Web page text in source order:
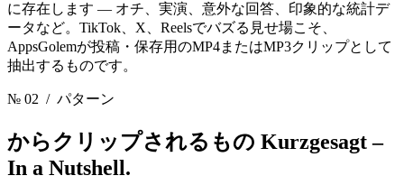
に存在します — オチ、実演、意外な回答、印象的な統計デ
ータなど。TikTok、X、Reelsでバズる見せ場こそ、
AppsGolemが投稿・保存用のMP4またはMP3クリップとして
抽出するものです。
№ 02 / パターン
からクリップされるもの Kurzgesagt –
In a Nutshell.